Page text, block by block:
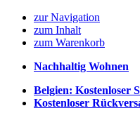
zur Navigation
zum Inhalt
zum Warenkorb
Nachhaltig Wohnen
Belgien: Kostenloser
Kostenloser